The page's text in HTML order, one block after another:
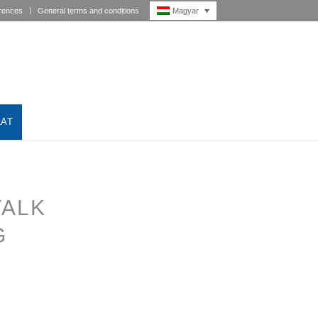
General terms and conditions Magyar